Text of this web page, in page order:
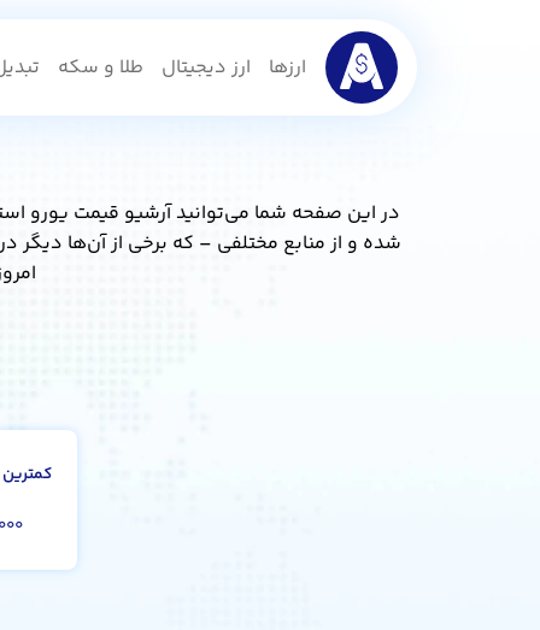
ارزها ارز دیجیتال طلا و سکه
در این صفحه شما می‌توانید آرشیو قیمت یورو